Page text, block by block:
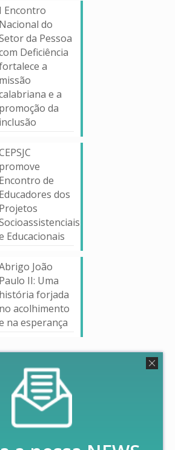
I Encontro
Nacional do
da Pessoa
Deficiência
a
missão
e a
promoção da
inclusão
promove
Encontro de
Educadores dos
Projetos
Educacionais
João
Paulo II: Uma
história forjada
no acolhimento
na esperança